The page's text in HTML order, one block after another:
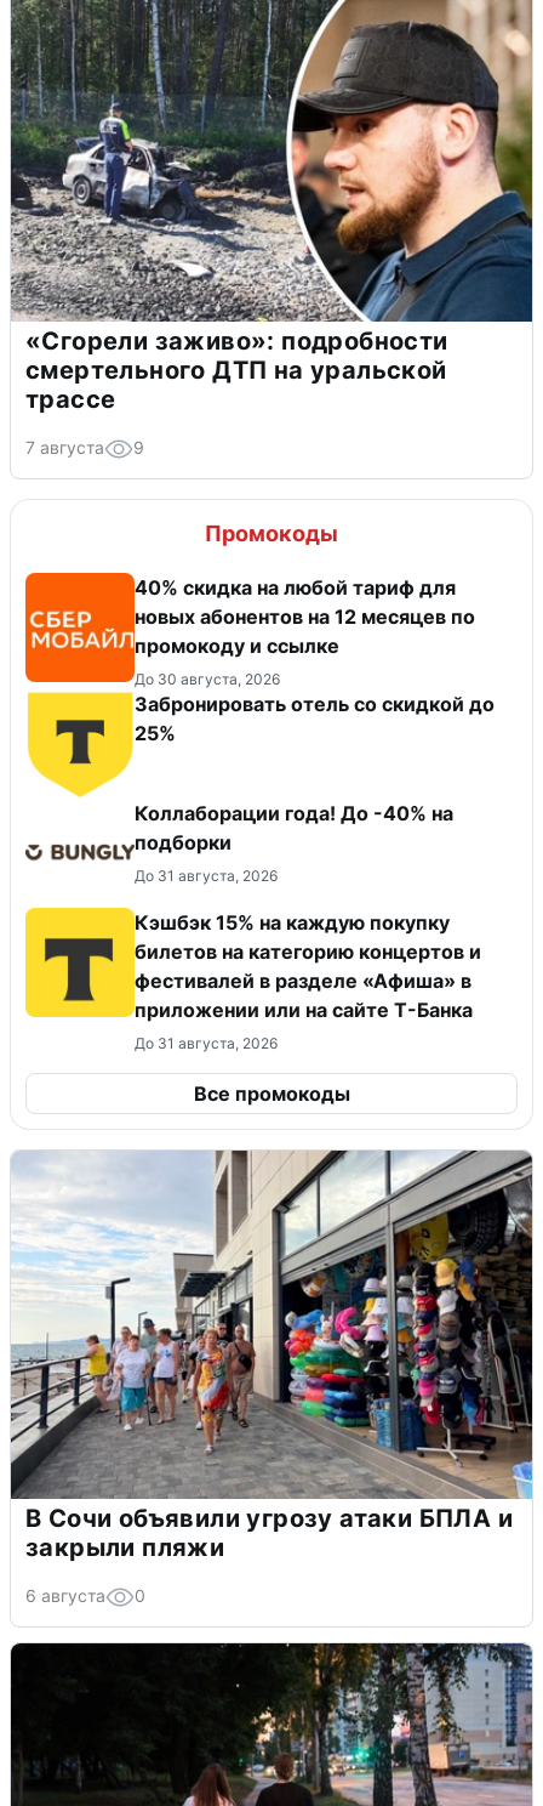
«Сгорели заживо»: подробности
смертельного ДТП на уральской
трассе
7 августа 9
Промокоды
40% скидка на любой тариф для
новых абонентов на 12 месяцев по
промокоду и ссылке
До 30 августа, 2026
Забронировать отель со скидкой до
25%
Коллаборации года! До -40% на
подборки
До 31 августа, 2026
Кэшбэк 15% на каждую покупку
билетов на категорию концертов и
фестивалей в разделе «Афиша» в
приложении или на сайте Т-Банка
До 31 августа, 2026
Все промокоды
В Сочи объявили угрозу атаки БПЛА и
закрыли пляжи
6 августа 0